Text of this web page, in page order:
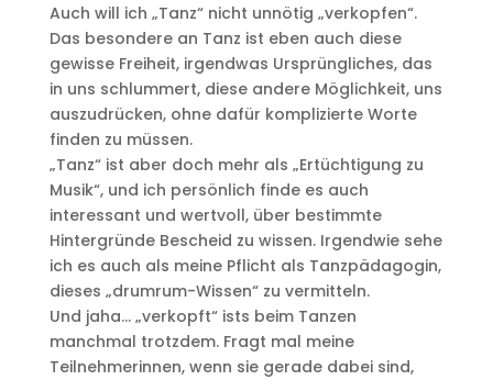
Auch will ich „Tanz“ nicht unnötig „verkopfen“.
Das besondere an Tanz ist eben auch diese
gewisse Freiheit, irgendwas Ursprüngliches, das
in uns schlummert, diese andere Möglichkeit, uns
auszudrücken, ohne dafür komplizierte Worte
finden zu müssen.
„Tanz“ ist aber doch mehr als „Ertüchtigung zu
Musik“, und ich persönlich finde es auch
interessant und wertvoll, über bestimmte
Hintergründe Bescheid zu wissen. Irgendwie sehe
ich es auch als meine Pflicht als Tanzpädagogin,
dieses „drumrum-Wissen“ zu vermitteln.
Und jaha… „verkopft“ ists beim Tanzen
manchmal trotzdem. Fragt mal meine
Teilnehmerinnen, wenn sie gerade dabei sind,